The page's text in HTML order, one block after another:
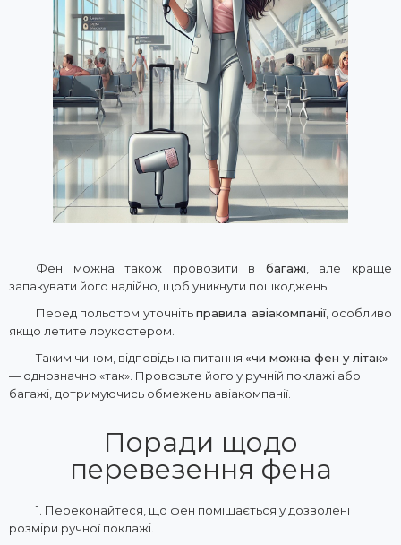
Фен можна також провозити в багажі , але краще
запакувати його надійно, щоб уникнути пошкоджень.
Перед польотом уточнітьправила авіакомпанії, особливо
якщо летите лоукостером.
Таким чином, відповідь на питання «чи можна фен у літак»
— однозначно «так». Провозьте його у ручній поклажі або
багажі, дотримуючись обмежень авіакомпанії.
Поради щодо
перевезення фена
1. Переконайтеся, що фен поміщається у дозволені
розміри ручної поклажі.